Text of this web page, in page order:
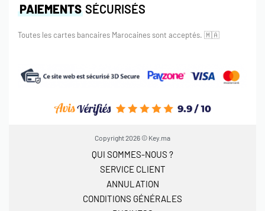
PAIEMENTS SÉCURISÉS
Toutes les cartes bancaires Marocaines sont acceptés. 🇲🇦
Copyright 2026 © Key.ma
QUI SOMMES-NOUS ?
SERVICE CLIENT
ANNULATION
CONDITIONS GÉNÉRALES